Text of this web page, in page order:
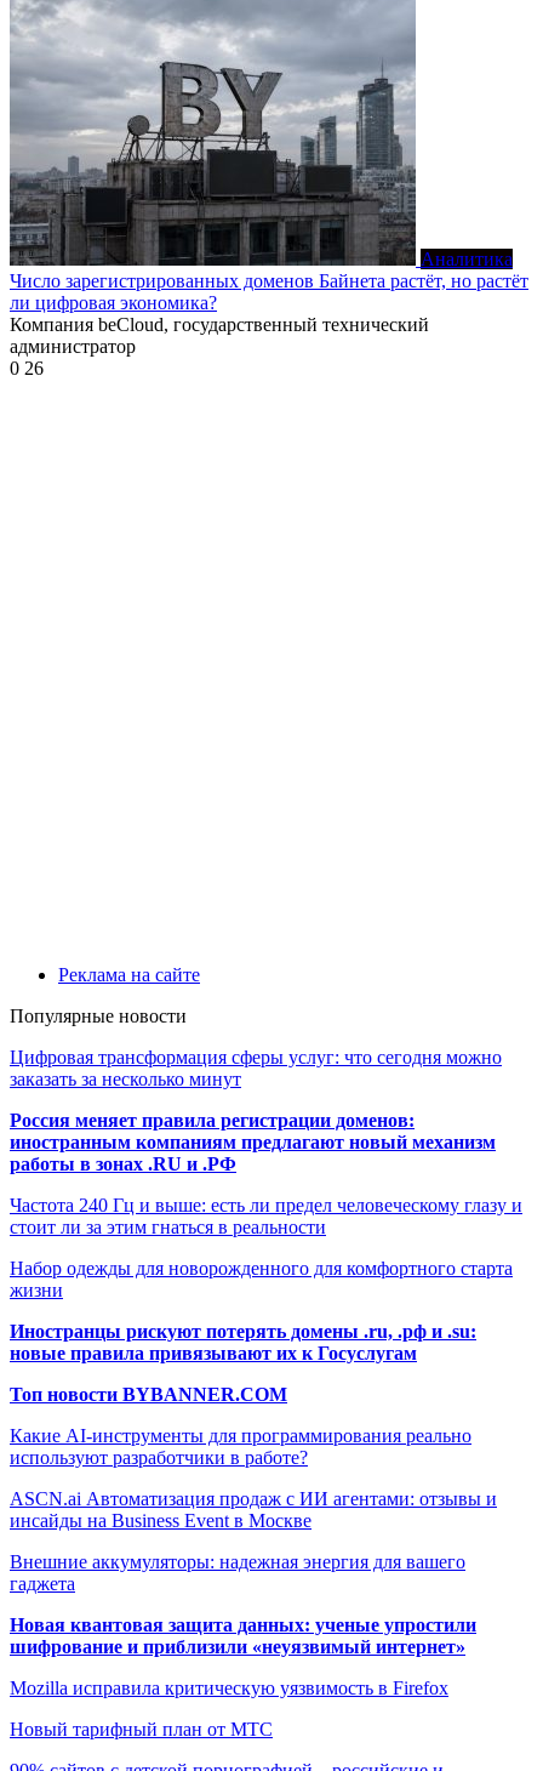
Аналитика
Число зарегистрированных доменов Байнета растёт, но растёт
ли цифровая экономика?
Компания beCloud, государственный технический
администратор
0 26
Реклама на сайте
Популярные новости
Цифровая трансформация сферы услуг: что сегодня можно
заказать за несколько минут
Россия меняет правила регистрации доменов:
иностранным компаниям предлагают новый механизм
работы в зонах .RU и .РФ
Частота 240 Гц и выше: есть ли предел человеческому глазу и
стоит ли за этим гнаться в реальности
Набор одежды для новорожденного для комфортного старта
жизни
Иностранцы рискуют потерять домены .ru, .рф и .su:
новые правила привязывают их к Госуслугам
Топ новости BYBANNER.COM
Какие AI-инструменты для программирования реально
используют разработчики в работе?
ASCN.ai Автоматизация продаж с ИИ агентами: отзывы и
инсайды на Business Event в Москве
Внешние аккумуляторы: надежная энергия для вашего
гаджета
Новая квантовая защита данных: ученые упростили
шифрование и приблизили «неуязвимый интернет»
Mozilla исправила критическую уязвимость в Firefox
Новый тарифный план от МТС